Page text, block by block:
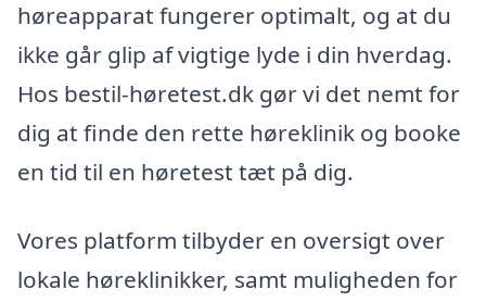
høreapparat fungerer optimalt, og at du
ikke går glip af vigtige lyde i din hverdag.
Hos bestil-høretest.dk gør vi det nemt for
dig at finde den rette høreklinik og booke
en tid til en høretest tæt på dig.
Vores platform tilbyder en oversigt over
lokale høreklinikker, samt muligheden for